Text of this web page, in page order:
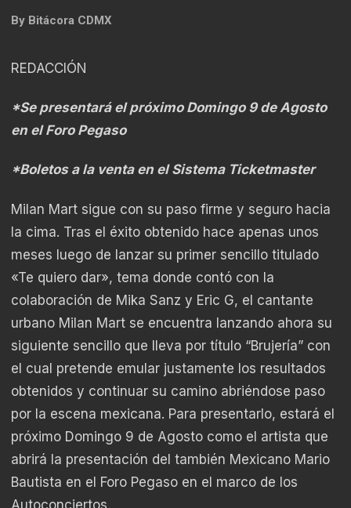
By Bitácora CDMX
REDACCIÓN
*Se presentará el próximo Domingo 9 de Agosto
en el Foro Pegaso
*Boletos a la venta en el Sistema Ticketmaster
Milan Mart sigue con su paso firme y seguro hacia
la cima. Tras el éxito obtenido hace apenas unos
meses luego de lanzar su primer sencillo titulado
«Te quiero dar», tema donde contó con la
colaboración de Mika Sanz y Eric G, el cantante
urbano Milan Mart se encuentra lanzando ahora su
siguiente sencillo que lleva por título “Brujería” con
el cual pretende emular justamente los resultados
obtenidos y continuar su camino abriéndose paso
por la escena mexicana. Para presentarlo, estará el
próximo Domingo 9 de Agosto como el artista que
abrirá la presentación del también Mexicano Mario
Bautista en el Foro Pegaso en el marco de los
Autoconciertos.